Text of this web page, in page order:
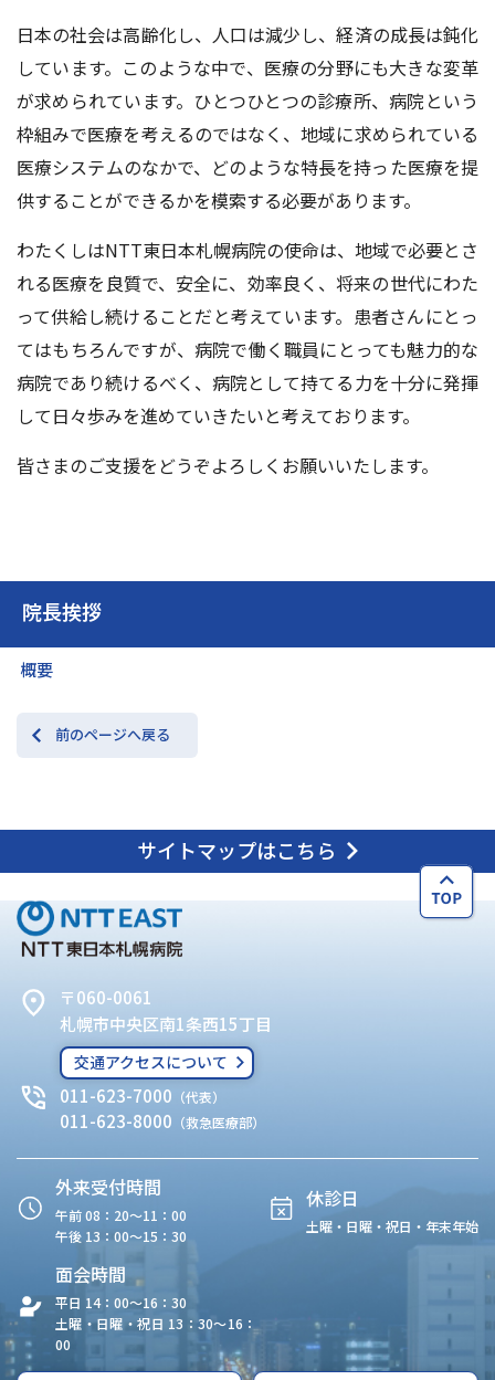
院長挨拶
概要
前のページへ戻る
日本の社会は高齢化し、人口は減少し、経済の成長は鈍化
しています。このような中で、医療の分野にも大きな変革
が求められています。ひとつひとつの診療所、病院という
枠組みで医療を考えるのではなく、地域に求められている
医療システムのなかで、どのような特長を持った医療を提
供することができるかを模索する必要があります。
わたくしはNTT東日本札幌病院の使命は、地域で必要とさ
れる医療を良質で、安全に、効率良く、将来の世代にわた
って供給し続けることだと考えています。患者さんにとっ
てはもちろんですが、病院で働く職員にとっても魅力的な
病院であり続けるべく、病院として持てる力を十分に発揮
して日々歩みを進めていきたいと考えております。
皆さまのご支援をどうぞよろしくお願いいたします。
サイトマップはこちら
〒060-0061
札幌市中央区南1条西15丁目
交通アクセスについて
011-623-7000 （代表）
011-623-8000 （救急医療部）
外来受付時間
午前 08：20〜11：00
午後 13：00〜15：30
休診日
土曜・日曜・祝日・年末年始
面会時間
平日 14：00〜16：30
土曜・日曜・祝日 13：30〜16：
00